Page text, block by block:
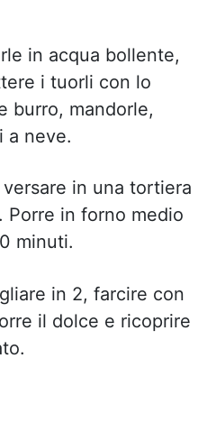
in acqua bollente,
i tuorli con lo
burro, mandorle,
a neve.
in una tortiera
Porre in forno medio
minuti.
in 2, farcire con
il dolce e ricoprire